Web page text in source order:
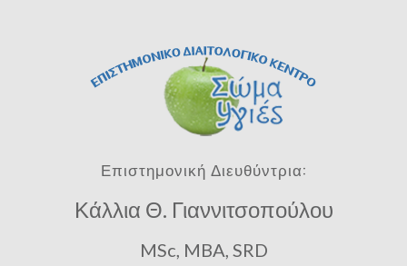
Επιστημονική Διευθύντρια:
Κάλλια Θ. Γιαννιτσοπούλου
MSc, MBA, SRD